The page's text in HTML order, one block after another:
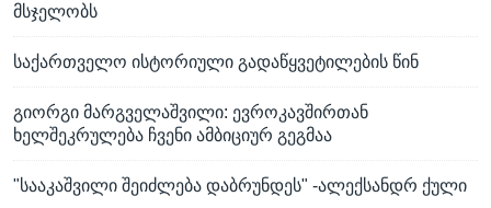
მსჯელობს
საქართველო ისტორიული გადაწყვეტილების წინ
გიორგი მარგველაშვილი: ევროკავშირთან
ხელშეკრულება ჩვენი ამბიციურ გეგმაა
"სააკაშვილი შეიძლება დაბრუნდეს" -ალექსანდრ ქული